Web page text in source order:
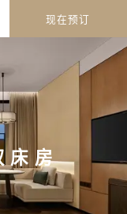
现在预订
床房